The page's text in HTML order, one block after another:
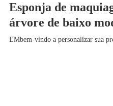
Esponja de
árvore de baixo
EMbem-vindo a personalizar sua